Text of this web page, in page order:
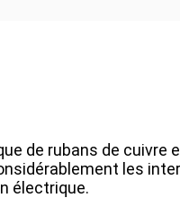
de rubans de cuivre
les
électrique.